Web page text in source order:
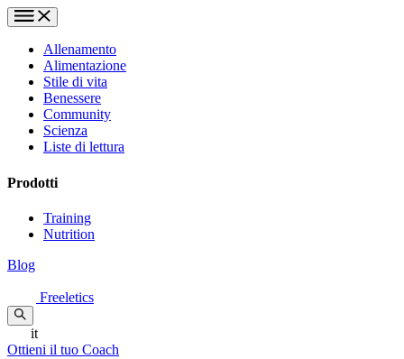
Allenamento
Alimentazione
Stile di vita
Benessere
Community
Scienza
Liste di lettura
Prodotti
Training
Nutrition
Blog
Freeletics
it
Ottieni il tuo Coach